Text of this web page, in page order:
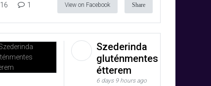
16 1 View on Facebook Share
Szederinda
gluténmentes
étterem
6 days 9 hours ago